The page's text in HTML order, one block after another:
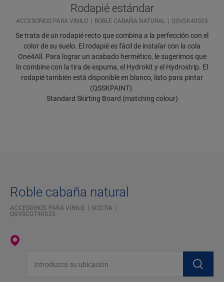
Rodapié estándar
ACCESORIOS PARA VINILO ROBLE CABAÑA NATURAL QSVSK40025
Se trata de un rodapié recto que combina a la perfección con el
color de su suelo. El rodapié es fácil de instalar con la cola
One4All. Para lograr un acabado hermético, le sugerimos que
lo combine con la tira de espuma, el Hydrokit y el Hydrostrip. El
rodapié también está disponible en blanco, listo para pintar
(QSSKPAINT).
Standard Skirting Board (matching colour)
Roble cabaña natural
ACCESORIOS PARA VINILO
SCOTIA
QSVSCOT40025